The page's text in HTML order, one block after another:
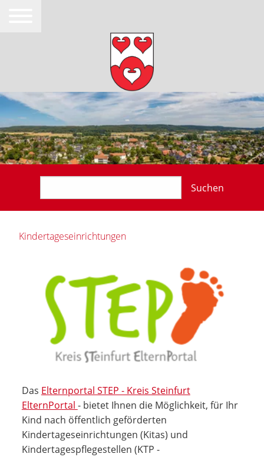
Suchen
Kindertageseinrichtungen
Das Elternportal STEP - Kreis Steinfurt
ElternPortal - bietet Ihnen die Möglichkeit, für Ihr
Kind nach öffentlich geförderten
Kindertageseinrichtungen (Kitas) und
Kindertagespflegestellen (KTP -